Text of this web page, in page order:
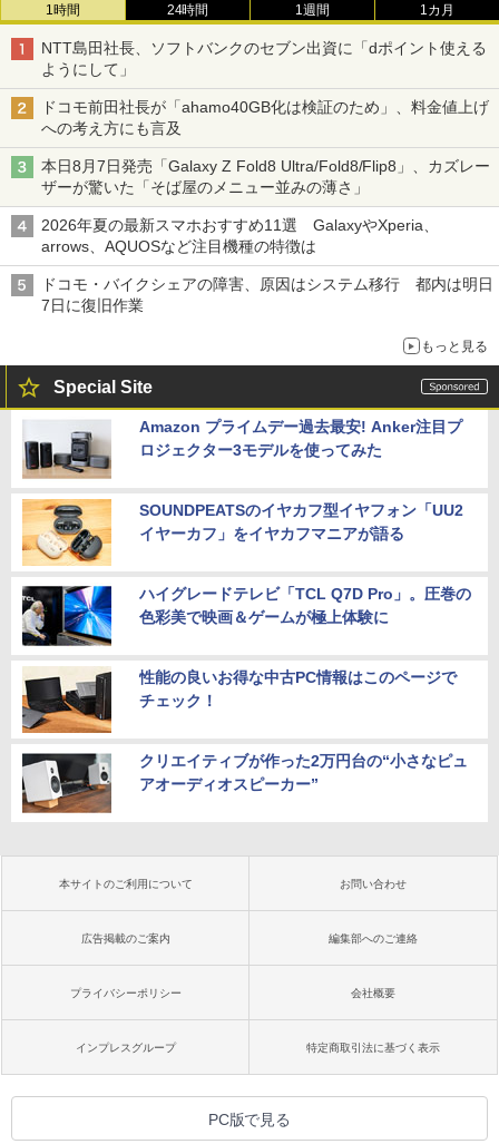
1時間 24時間 1週間 1カ月
NTT島田社長、ソフトバンクのセブン出資に「dポイント使える
ようにして」
ドコモ前田社長が「ahamo40GB化は検証のため」、料金値上げ
への考え方にも言及
本日8月7日発売「Galaxy Z Fold8 Ultra/Fold8/Flip8」、カズレー
ザーが驚いた「そば屋のメニュー並みの薄さ」
2026年夏の最新スマホおすすめ11選 GalaxyやXperia、
arrows、AQUOSなど注目機種の特徴は
ドコモ・バイクシェアの障害、原因はシステム移行 都内は明日
7日に復旧作業
もっと見る
Special Site
Amazon プライムデー過去最安! Anker注目プ
ロジェクター3モデルを使ってみた
SOUNDPEATSのイヤカフ型イヤフォン「UU2
イヤーカフ」をイヤカフマニアが語る
ハイグレードテレビ「TCL Q7D Pro」。圧巻の
色彩美で映画＆ゲームが極上体験に
性能の良いお得な中古PC情報はこのページで
チェック！
クリエイティブが作った2万円台の“小さなピュ
アオーディオスピーカー”
本サイトのご利用について お問い合わせ
広告掲載のご案内 編集部へのご連絡
プライバシーポリシー 会社概要
インプレスグループ 特定商取引法に基づく表示
PC版で見る